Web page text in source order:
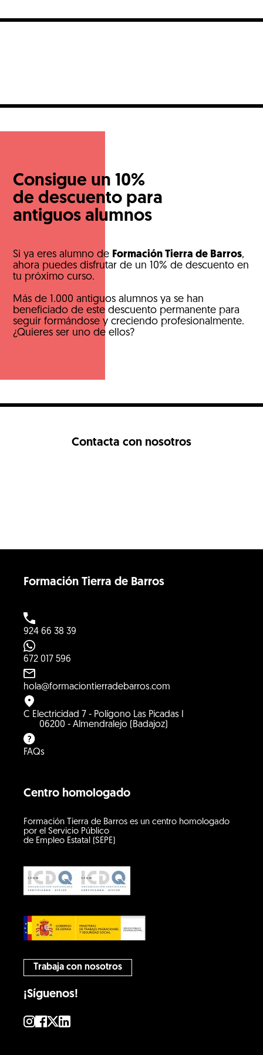
Consigue un 10%
de descuento para
antiguos alumnos
Si ya eres alumno de Formación Tierra de Barros,
ahora puedes disfrutar de un 10% de descuento en
tu próximo curso.
Más de 1.000 antiguos alumnos ya se han
beneficiado de este descuento permanente para
seguir formándose y creciendo profesionalmente.
¿Quieres ser uno de ellos?
Contacta con nosotros
Centro homologado
Formación Tierra de Barros es un centro homologado
por el Servicio Público
de Empleo Estatal (SEPE)
Formación Tierra de Barros
924 66 38 39
672 017 596
hola@formaciontierradebarros.com
C Electricidad 7 - Polígono Las Picadas I
06200 - Almendralejo (Badajoz)
FAQs
Trabaja con nosotros
¡Síguenos!